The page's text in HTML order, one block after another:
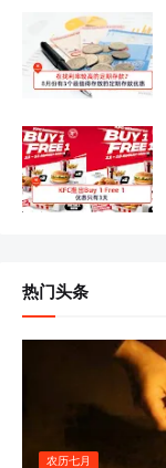
热门头条
农历七月